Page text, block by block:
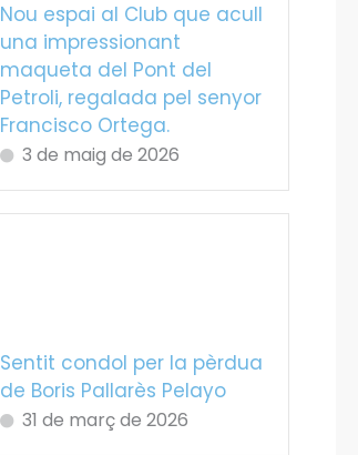
Nou espai al Club que acull
una impressionant
maqueta del Pont del
Petroli, regalada pel senyor
Francisco Ortega.
3 de maig de 2026
Sentit condol per la pèrdua
de Boris Pallarès Pelayo
31 de març de 2026